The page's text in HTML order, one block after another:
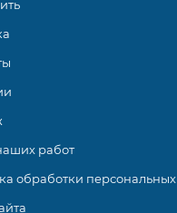
обеспечения
работ
обработки персональных